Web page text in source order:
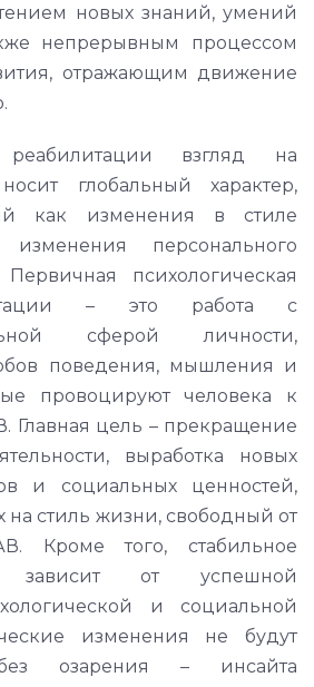
новых знаний, умений
непрерывным процессом
отражающим движение
взгляд на
глобальный характер,
как изменения в стиле
персонального
Первичная психологическая
– это работа с
сферой личности,
поведения, мышления и
провоцируют человека к
Главная цель – прекращение
выработка новых
и социальных ценностей,
на стиль жизни, свободный от
Кроме того, стабильное
зависит от успешной
и социальной
изменения не будут
озарения – инсайта